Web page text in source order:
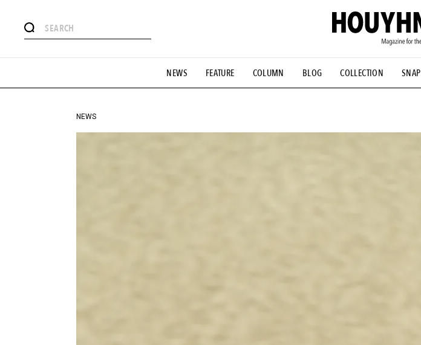
NEWS FEATURE COLUMN BLOG COLLECTION SNAP
#憧れの逸品 #ESSENTIAL DESIGNS #古着サミット #NEW VINTAGE
#GH 銘品の所以 #フイナムのYouTube #Commune H #FOCUS IT #AH.H #ととけん
#HANDSOME HANDBOOK
NEWS